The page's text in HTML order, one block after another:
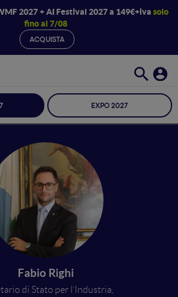
2027 + AI Festival 2027 a 149€+iva solo
fino al 7/08
ACQUISTA
EXPO 2027
Fabio Righi
di Stato per l’Industria,